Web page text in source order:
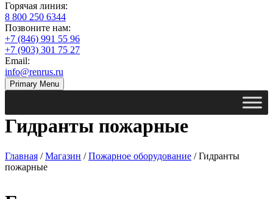
Горячая линия:
8 800 250 6344
Позвоните нам:
+7 (846) 991 55 96
+7 (903) 301 75 27
Email:
info@renrus.ru
Primary Menu
Гидранты пожарные
Главная /Магазин /Пожарное оборудование / Гидранты
пожарные